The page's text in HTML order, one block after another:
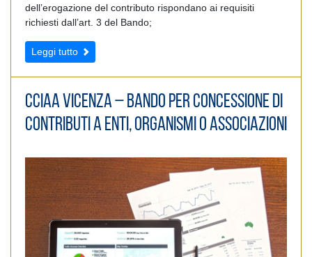
dell’erogazione del contributo rispondano ai requisiti
richiesti dall’art. 3 del Bando;
Leggi tutto
CCIAA Vicenza – Bando per concessione di
CONTRIBUTI A ENTI, ORGANISMI O ASSOCIAZIONI